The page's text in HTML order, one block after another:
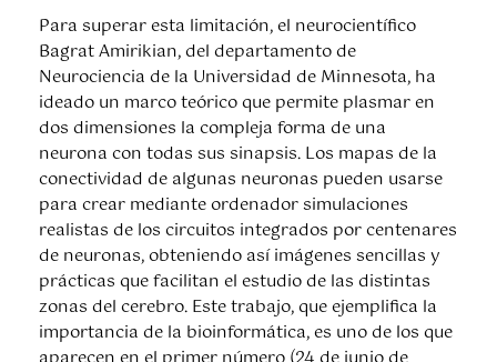
Para superar esta limitación, el neurocientífico
Bagrat Amirikian, del departamento de
Neurociencia de la Universidad de Minnesota, ha
ideado un marco teórico que permite plasmar en
dos dimensiones la compleja forma de una
neurona con todas sus sinapsis. Los mapas de la
conectividad de algunas neuronas pueden usarse
para crear mediante ordenador simulaciones
realistas de los circuitos integrados por centenares
de neuronas, obteniendo así imágenes sencillas y
prácticas que facilitan el estudio de las distintas
zonas del cerebro. Este trabajo, que ejemplifica la
importancia de la bioinformática, es uno de los que